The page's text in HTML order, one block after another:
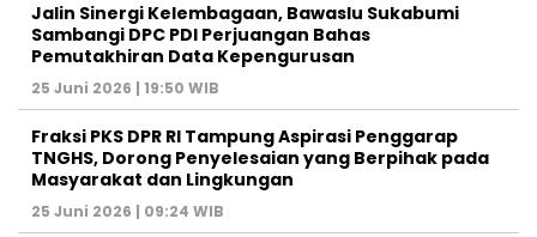
Jalin Sinergi Kelembagaan, Bawaslu Sukabumi
Sambangi DPC PDI Perjuangan Bahas
Pemutakhiran Data Kepengurusan
25 Juni 2026 | 19:50 WIB
‎Fraksi PKS DPR RI Tampung Aspirasi Penggarap
TNGHS, Dorong Penyelesaian yang Berpihak pada
Masyarakat dan Lingkungan‎
25 Juni 2026 | 09:24 WIB